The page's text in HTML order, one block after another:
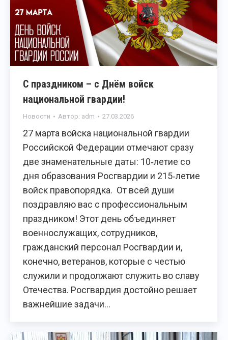
С праздником – с Днём войск
национальной гвардии!
Новости Автор: adm 27.03.2026
27 марта войска национальной гвардии
Российской Федерации отмечают сразу
две знаменательные даты: 10‑летие со
дня образования Росгвардии и 215‑летие
войск правопорядка. От всей души
поздравляю вас с профессиональным
праздником! Этот день объединяет
военнослужащих, сотрудников,
гражданский персонал Росгвардии и,
конечно, ветеранов, которые с честью
служили и продолжают служить во славу
Отечества. Росгвардия достойно решает
важнейшие задачи…